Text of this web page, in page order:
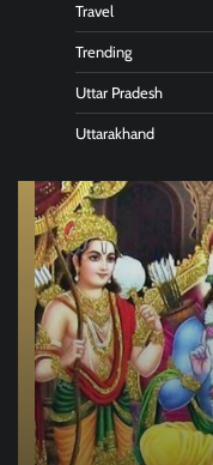
Travel
Trending
Uttar Pradesh
Uttarakhand